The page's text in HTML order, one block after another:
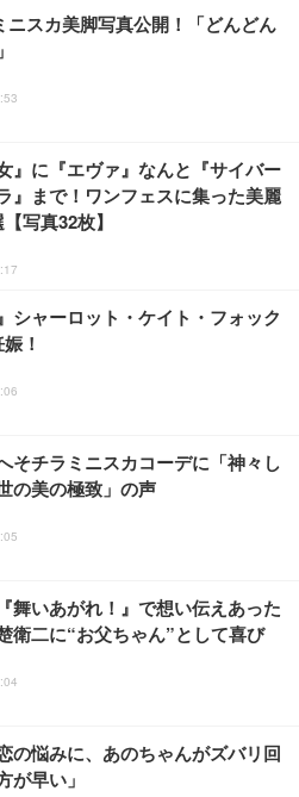
ソコンチェア (ブラック)
チェア デスクチェア 疲れない テレ
化バックレスト 30度ロッキング機
腰サポート 90度跳ね上げ式アーム
パソコンチェア (ホワイト)
ィスチェア デスクチェア 肘なし メ
ンバーサポート付き 腰サポート ガ
360度回転 キャスター付き コンパク
高さ84～96cm テレワーク 在宅
Dell E2724HS 27インチ 液晶モニタ
）VA 非光沢 HDMI/DisplayP
カー内蔵 高さ調整 スイベル VESA対
280Hz/FHD】GRAPHT THE S
Monitor 24” Essential ゲーミン
24.5インチ 1ms FHD 量子ドット 残
| 輝点保証 | 日本メーカー)
マートベーシック) 【Amazon.co.jp
アイリスオーヤマ ペットシーツ
イド 100枚入 (x 1) (ケース販売)
マ ペットシーツ 超厚型 お徳用 レギ
【Amazon.co.jp限定】
スカ美脚写真公開！「どんどん
』に『エヴァ』なんと『サイバー
』まで！ワンフェスに集った美麗
写真32枚】
シャーロット・ケイト・フォック
！
そチラミニスカコーデに「神々し
の美の極致」の声
舞いあがれ！』で想い伝えあった
衛二に“お父ちゃん”として喜び
の悩みに、あのちゃんがズバリ回
が早い」